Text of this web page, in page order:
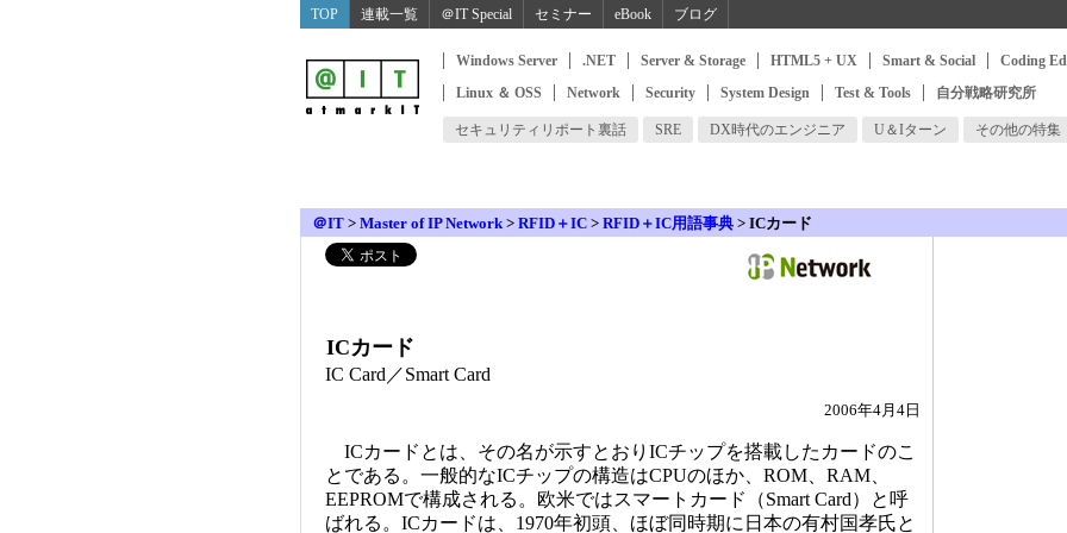
TOP 連載一覧 ＠IT Special セミナー eBook ブログ
Windows Server .NET Server & Storage HTML5 + UX Smart & Social Coding
Linux ＆ OSS
Network Security System Design Test & Tools 自分戦略研究所
セキュリティリポート裏話 SRE DX時代のエンジニア U＆Iターン その他の特集
＠IT > Master of IP Network > RFID＋IC > RFID＋IC用語事典 > ICカード
ICカード
IC Card／Smart Card
2006年4月4日
ICカードとは、その名が示すとおりICチップを搭載したカードのこ
とである。一般的なICチップの構造はCPUのほか、ROM、RAM、
EEPROMで構成される。欧米ではスマートカード（Smart Card）と呼
ばれる。ICカードは、1970年初頭、ほぼ同時期に日本の有村国孝氏と